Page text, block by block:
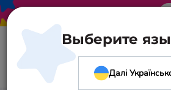
Выберите
Далі